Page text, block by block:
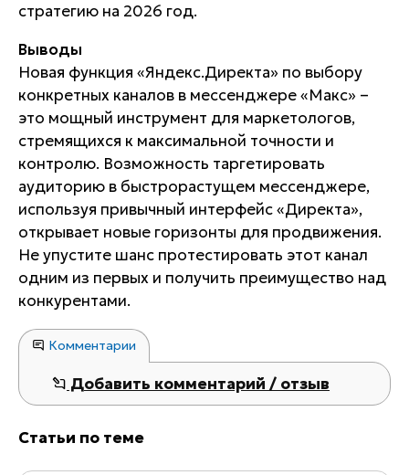
стратегию на 2026 год.
Выводы
Новая функция «Яндекс.Директа» по выбору
конкретных каналов в мессенджере «Макс» –
это мощный инструмент для маркетологов,
стремящихся к максимальной точности и
контролю. Возможность таргетировать
аудиторию в быстрорастущем мессенджере,
используя привычный интерфейс «Директа»,
открывает новые горизонты для продвижения.
Не упустите шанс протестировать этот канал
одним из первых и получить преимущество над
конкурентами.
Комментарии
Добавить комментарий / отзыв
Статьи по теме